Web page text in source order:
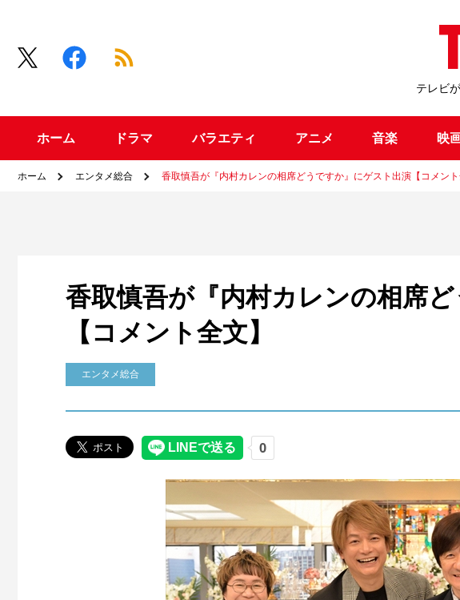
テレビ
ホーム ドラマ バラエティ アニメ 音楽 映
ホーム エンタメ総合 香取慎吾が『内村カレンの相席どうですか』にゲスト出演【コメント
香取慎吾が『内村カレンの相席
【コメント全文】
エンタメ総合